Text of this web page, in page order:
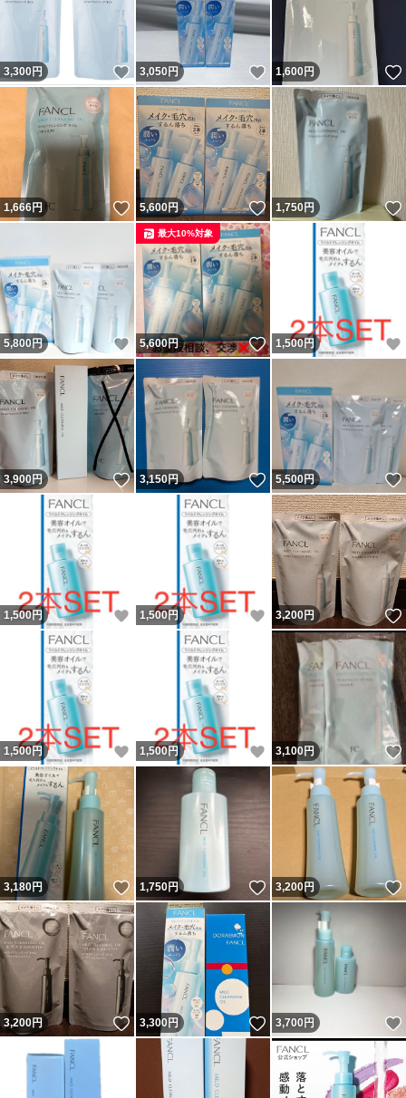
3,300円 いいね！
3,050円 いいね！
1,600円
1,666円 いいね！
5,600円 いいね！
1,750円
5,800円 いいね！
5,600円 いいね！
最大10%対象
1,500円
3,900円 いいね！
3,150円 いいね！
5,500円
1,500円 いいね！
1,500円 いいね！
3,200円
1,500円 いいね！
1,500円 いいね！
3,100円
3,180円 いいね！
1,750円 いいね！
3,200円
3,200円 いいね！
3,300円 いいね！
3,700 円